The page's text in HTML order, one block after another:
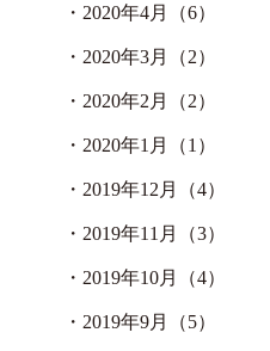
・ 2020年4月（6）
・ 2020年3月（2）
・ 2020年2月（2）
・ 2020年1月（1）
・ 2019年12月（4）
・ 2019年11月（3）
・ 2019年10月（4）
・ 2019年9月（5）